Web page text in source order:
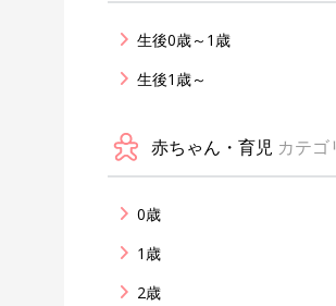
生後0歳～1歳
生後1歳～
赤ちゃん・育児 カテゴ
0歳
1歳
2歳